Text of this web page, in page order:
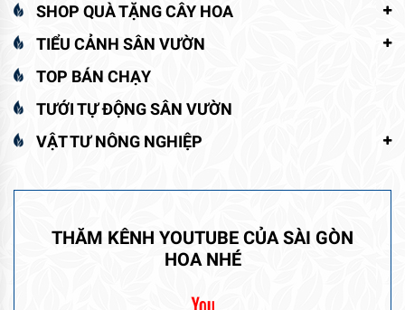
SHOP QUÀ TẶNG CÂY HOA
TIỂU CẢNH SÂN VƯỜN
TOP BÁN CHẠY
TƯỚI TỰ ĐỘNG SÂN VƯỜN
VẬT TƯ NÔNG NGHIỆP
THĂM KÊNH YOUTUBE CỦA SÀI GÒN
HOA NHÉ